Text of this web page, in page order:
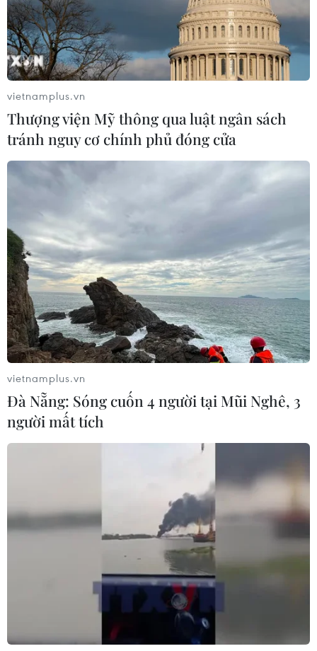
vietnamplus.vn
Thượng viện Mỹ thông qua luật ngân sách
tránh nguy cơ chính phủ đóng cửa
vietnamplus.vn
Đà Nẵng: Sóng cuốn 4 người tại Mũi Nghê, 3
người mất tích